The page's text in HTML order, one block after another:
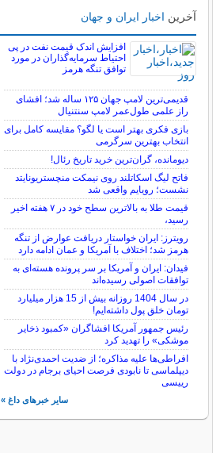
آخرین اخبار ایران و جهان
افزایش اندک قیمت نفت در پی
احتیاط سرمایه‌گذاران در مورد
توافق تنگه هرمز
قدیمی‌ترین لامپ جهان ۱۲۵ ساله شد؛ افشای
راز علمی طول‌عمر لامپ سنتنیال
بازی فکری بهتر است یا لگو؟ مقایسه کامل برای
انتخاب بهترین سرگرمی
دیومانده، گران‌ترین خرید تاریخ رئال!
فاتح لیگ اسکاتلند روی نیمکت منچستریونایتد
نشست؛ رویایم واقعی شد
قیمت طلا به بالاترین سطح خود در ۷ هفته اخیر
رسید،
رویترز: ایران خواستار دریافت عوارض از تنگه
هرمز شد؛ اختلاف با آمریکا و عمان ادامه دارد
فیدان: ایران و آمریکا بر سر پرونده هسته‌ای به
توافقات اصولی رسیده‌اند
در سال 1404 روزانه بیش از 15 هزار میلیارد
تومان خلق پول داشته‌ایم!
رئیس جمهور آمریکا افشاگران «کمبود ذخایر
موشکی» را تهدید کرد
افراطی‌ها علیه مذاکره؛ از ضدیت احمدی‌نژاد با
دیپلماسی تا نابودی فرصت احیای برجام در دولت
رییسی
سایر خبرهای داغ »